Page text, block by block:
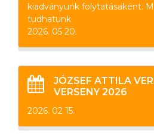
kiadványunk folytatásaként.
tudhatunk
2026. 05 20.
JÓZSEF ATTILA
VERSENY 2026
2026. 02 15.